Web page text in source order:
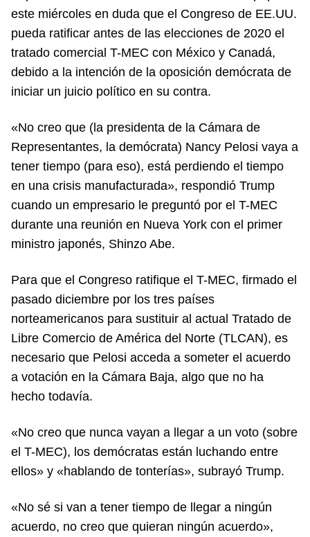
este miércoles en duda que el Congreso de EE.UU.
pueda ratificar antes de las elecciones de 2020 el
tratado comercial T-MEC con México y Canadá,
debido a la intención de la oposición demócrata de
iniciar un juicio político en su contra.
«No creo que (la presidenta de la Cámara de
Representantes, la demócrata) Nancy Pelosi vaya a
tener tiempo (para eso), está perdiendo el tiempo
en una crisis manufacturada», respondió Trump
cuando un empresario le preguntó por el T-MEC
durante una reunión en Nueva York con el primer
ministro japonés, Shinzo Abe.
Para que el Congreso ratifique el T-MEC, firmado el
pasado diciembre por los tres países
norteamericanos para sustituir al actual Tratado de
Libre Comercio de América del Norte (TLCAN), es
necesario que Pelosi acceda a someter el acuerdo
a votación en la Cámara Baja, algo que no ha
hecho todavía.
«No creo que nunca vayan a llegar a un voto (sobre
el T-MEC), los demócratas están luchando entre
ellos» y «hablando de tonterías», subrayó Trump.
«No sé si van a tener tiempo de llegar a ningún
acuerdo, no creo que quieran ningún acuerdo»,